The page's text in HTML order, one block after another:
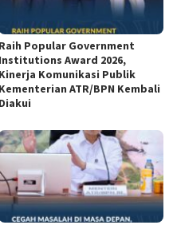
Raih Popular Government
Institutions Award 2026,
Kinerja Komunikasi Publik
Kementerian ATR/BPN Kembali
Diakui